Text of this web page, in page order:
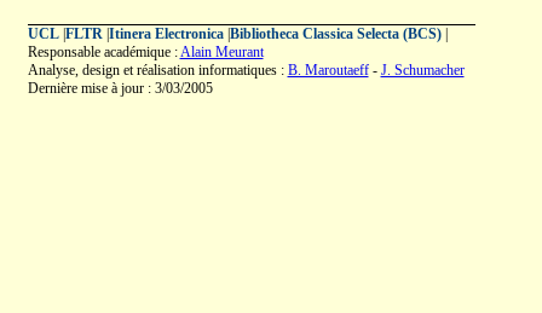
UCL| FLTR| Itinera Electronica| Bibliotheca Classica Selecta (BCS)|
Responsable académique :Alain Meurant
Analyse, design et réalisation informatiques : B. Maroutaeff- J. Schumacher
Dernière mise à jour : 3/03/2005